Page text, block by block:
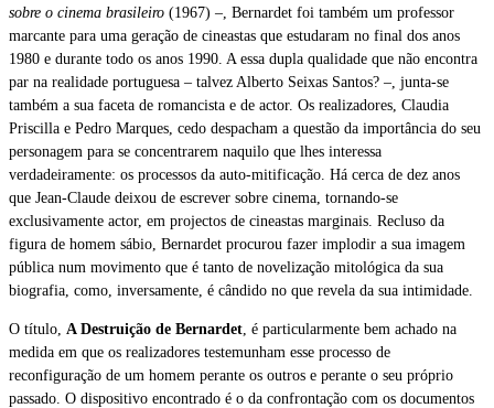
sobre o cinema brasileiro (1967) –, Bernardet foi também um professor
marcante para uma geração de cineastas que estudaram no final dos anos
1980 e durante todo os anos 1990. A essa dupla qualidade que não encontra
par na realidade portuguesa – talvez Alberto Seixas Santos? –, junta-se
também a sua faceta de romancista e de actor. Os realizadores, Claudia
Priscilla e Pedro Marques, cedo despacham a questão da importância do seu
personagem para se concentrarem naquilo que lhes interessa
verdadeiramente: os processos da auto-mitificação. Há cerca de dez anos
que Jean-Claude deixou de escrever sobre cinema, tornando-se
exclusivamente actor, em projectos de cineastas marginais. Recluso da
figura de homem sábio, Bernardet procurou fazer implodir a sua imagem
pública num movimento que é tanto de novelização mitológica da sua
biografia, como, inversamente, é cândido no que revela da sua intimidade.
O título, A Destruição de Bernardet , é particularmente bem achado na
medida em que os realizadores testemunham esse processo de
reconfiguração de um homem perante os outros e perante o seu próprio
passado. O dispositivo encontrado é o da confrontação com os documentos